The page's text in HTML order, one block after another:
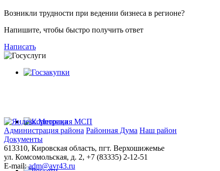
Возникли трудности при ведении бизнеса в регионе?
Напишите, чтобы быстро получить ответ
Написать
Администрация района Районная Дума Наш район
Документы
613310, Кировская область, пгт. Верхошижемье
ул. Комсомольская, д. 2, +7 (83335) 2-12-51
E-mail:adm@avr43.ru